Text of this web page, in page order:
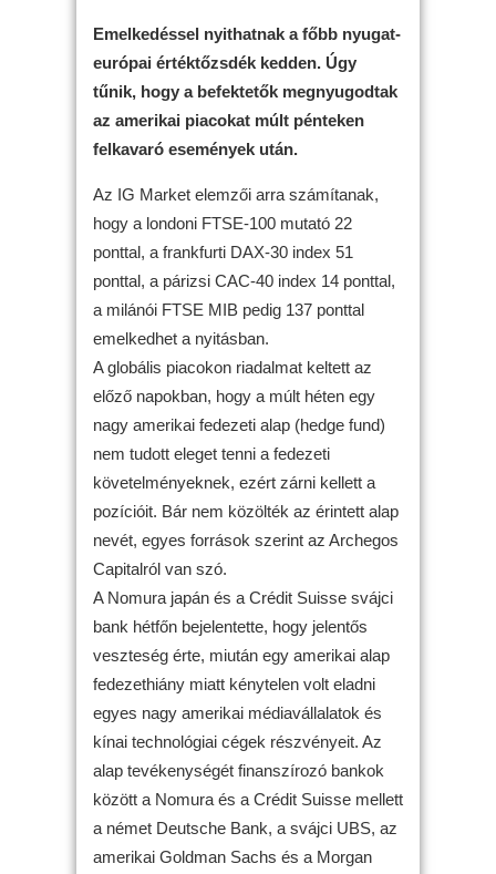
Emelkedéssel nyithatnak a főbb nyugat-
európai értéktőzsdék kedden. Úgy
tűnik, hogy a befektetők megnyugodtak
az amerikai piacokat múlt pénteken
felkavaró események után.
Az IG Market elemzői arra számítanak,
hogy a londoni FTSE-100 mutató 22
ponttal, a frankfurti DAX-30 index 51
ponttal, a párizsi CAC-40 index 14 ponttal,
a milánói FTSE MIB pedig 137 ponttal
emelkedhet a nyitásban.
A globális piacokon riadalmat keltett az
előző napokban, hogy a múlt héten egy
nagy amerikai fedezeti alap (hedge fund)
nem tudott eleget tenni a fedezeti
követelményeknek, ezért zárni kellett a
pozícióit. Bár nem közölték az érintett alap
nevét, egyes források szerint az Archegos
Capitalról van szó.
A Nomura japán és a Crédit Suisse svájci
bank hétfőn bejelentette, hogy jelentős
veszteség érte, miután egy amerikai alap
fedezethiány miatt kénytelen volt eladni
egyes nagy amerikai médiavállalatok és
kínai technológiai cégek részvényeit. Az
alap tevékenységét finanszírozó bankok
között a Nomura és a Crédit Suisse mellett
a német Deutsche Bank, a svájci UBS, az
amerikai Goldman Sachs és a Morgan